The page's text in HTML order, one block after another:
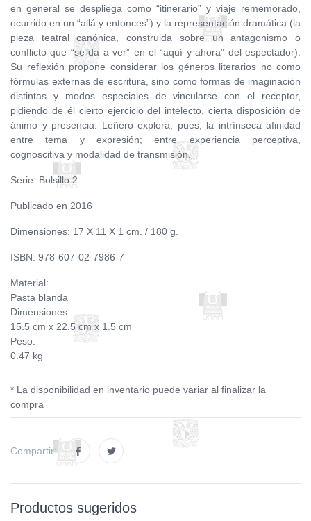
en general se despliega como “itinerario” y viaje rememorado,
ocurrido en un “allá y entonces”) y la representación dramática (la
pieza teatral canónica, construida sobre un antagonismo o
conflicto que “se da a ver” en el “aquí y ahora” del espectador).
Su reflexión propone considerar los géneros literarios no como
fórmulas externas de escritura, sino como formas de imaginación
distintas y modos especiales de vincularse con el receptor,
pidiendo de él cierto ejercicio del intelecto, cierta disposición de
ánimo y presencia. Leñero explora, pues, la intrínseca afinidad
entre tema y expresión; entre experiencia perceptiva,
cognoscitiva y modalidad de transmisión.
Serie: Bolsillo 2
Publicado en 2016
Dimensiones: 17 X 11 X 1 cm. / 180 g.
ISBN: 978-607-02-7986-7
Material:
Pasta blanda
Dimensiones:
15.5 cm x 22.5 cm x 1.5 cm
Peso:
0.47 kg
* La disponibilidad en inventario puede variar al finalizar la
compra
Compartir:
Productos sugeridos